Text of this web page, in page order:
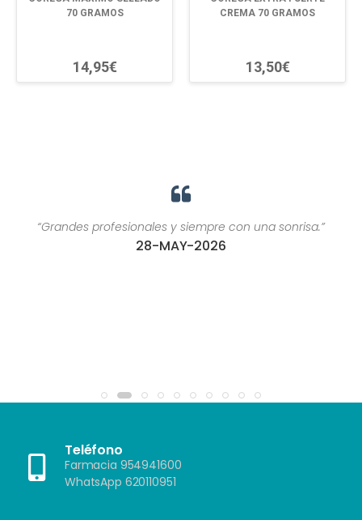
70 GRAMOS
14,95€
CREMA 70 GRAMOS
13,50€
“Grandes profesionales y siempre con una sonrisa.”
28-MAY-2026
Teléfono
Farmacia 954941600
WhatsApp 620110951